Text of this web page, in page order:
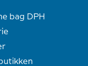
bag DPH